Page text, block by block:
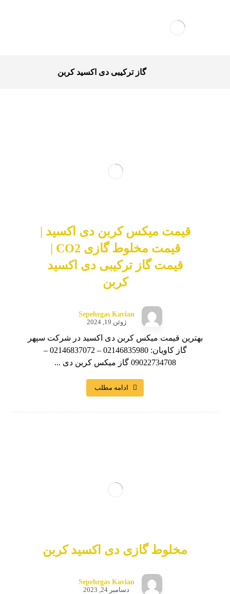
گاز ترکیبی دی اکسید کربن
قیمت میکس کربن دی اکسید |
قیمت مخلوط گازی CO2 |
قیمت گاز ترکیبی دی اکسید
کربن
Sepehrgas Kavian
ژوئن 19, 2024
بهترین قیمت میکس کربن دی اکسید در شرکت سپهر
گاز کاویان: 02146835980 – 02146837072 –
09022734708 گاز میکس کربن دی ...
ادامه مطلب
مخلوط گازی دی اکسید کربن
Sepehrgas Kavian
دسامبر 24, 2023